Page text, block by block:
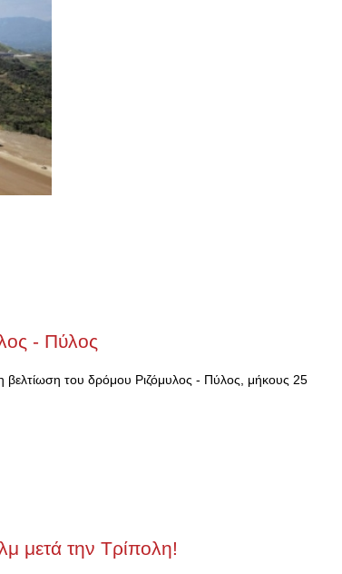
- Πύλος
βελτίωση του δρόμου Ριζόμυλος - Πύλος, μήκους 25
μετά την Τρίπολη!